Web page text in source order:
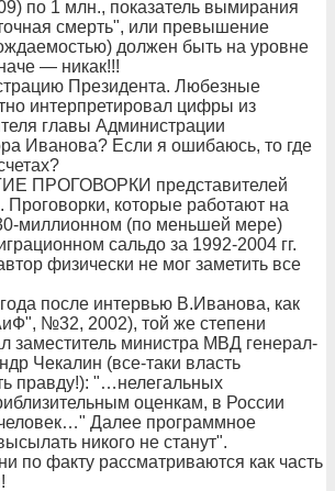
по 1 млн., показатель вымирания
смерть", или превышение
должен быть на уровне
— никак!!!
Президента. Любезные
интерпретировал цифры из
главы Администрации
Иванова? Если я ошибаюсь, то где
ПРОГОВОРКИ представителей
Проговорки, которые работают на
миллионном (по меньшей мере)
сальдо за 1992-2004 гг.
физически не мог заметить все
после интервью В.Иванова, как
№32, 2002), той же степени
заместитель министра МВД генерал-
Чекалин (все-таки власть
правду!): "…нелегальных
оценкам, в России
Далее программное
никого не станут".
по факту рассматриваются как часть